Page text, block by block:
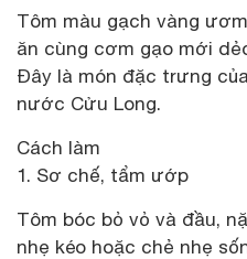
Tôm màu gạch vàng
ăn cùng cơm gạo mới
Đây là món đặc trưng
nước Cửu Long.
Cách làm
1. Sơ chế, tẩm ướp
Tôm bóc bỏ vỏ và đầu,
nhẹ kéo hoặc chẻ nhẹ